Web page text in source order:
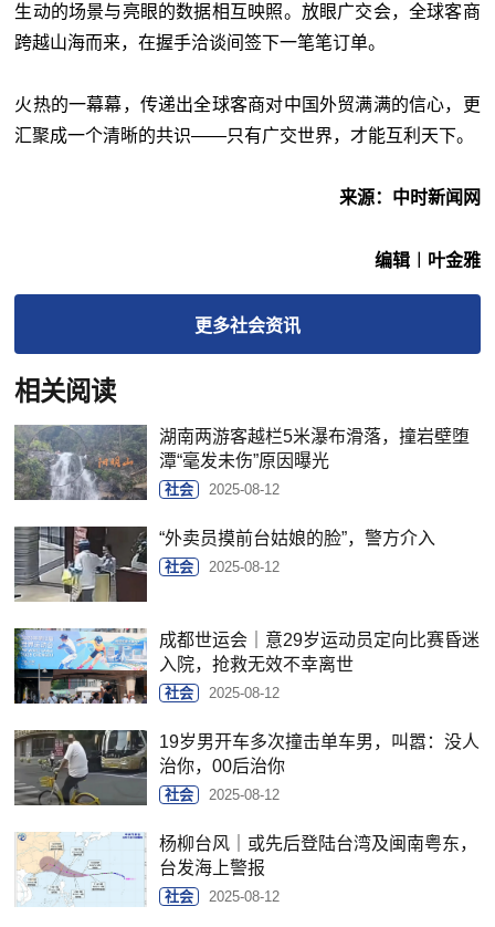
生动的场景与亮眼的数据相互映照。放眼广交会，全球客商
跨越山海而来，在握手洽谈间签下一笔笔订单。
火热的一幕幕，传递出全球客商对中国外贸满满的信心，更
汇聚成一个清晰的共识——只有广交世界，才能互利天下。
来源：中时新闻网
编辑︱叶金雅
更多社会资讯
相关阅读
湖南两游客越栏5米瀑布滑落，撞岩壁堕
潭“毫发未伤”原因曝光
社会 2025-08-12
“外卖员摸前台姑娘的脸”，警方介入
社会 2025-08-12
成都世运会｜意29岁运动员定向比赛昏迷
入院，抢救无效不幸离世
社会 2025-08-12
19岁男开车多次撞击单车男，叫嚣：没人
治你，00后治你
社会 2025-08-12
杨柳台风｜或先后登陆台湾及闽南粤东，
台发海上警报
社会 2025-08-12